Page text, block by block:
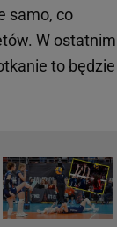
samo, co
W ostatnim
to będzie